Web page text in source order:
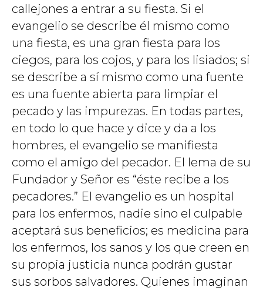
callejones a entrar a su fiesta. Si el
evangelio se describe él mismo como
una fiesta, es una gran fiesta para los
ciegos, para los cojos, y para los lisiados; si
se describe a sí mismo como una fuente
es una fuente abierta para limpiar el
pecado y las impurezas. En todas partes,
en todo lo que hace y dice y da a los
hombres, el evangelio se manifiesta
como el amigo del pecador. El lema de su
Fundador y Señor es “éste recibe a los
pecadores.” El evangelio es un hospital
para los enfermos, nadie sino el culpable
aceptará sus beneficios; es medicina para
los enfermos, los sanos y los que creen en
su propia justicia nunca podrán gustar
sus sorbos salvadores. Quienes imaginan